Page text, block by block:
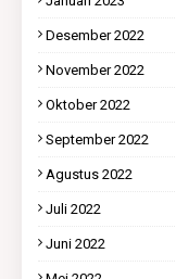
Desember 2022
November 2022
Oktober 2022
September 2022
Agustus 2022
Juli 2022
Juni 2022